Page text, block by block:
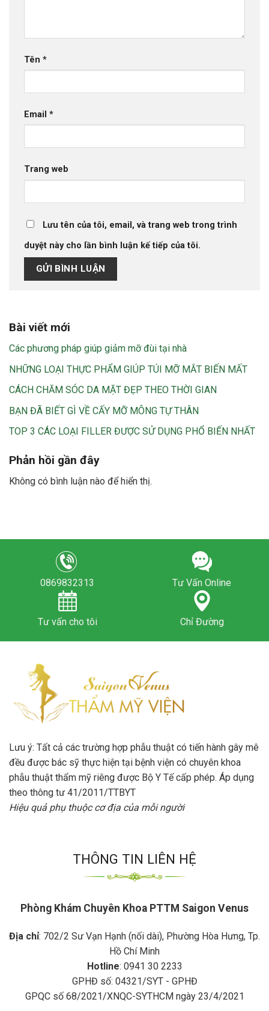
Tên *
Email *
Trang web
Lưu tên của tôi, email, và trang web trong trình
duyệt này cho lần bình luận kế tiếp của tôi.
Bài viết mới
Các phương pháp giúp giảm mỡ đùi tại nhà
NHỮNG LOẠI THỰC PHẨM GIÚP TÚI MỠ MẮT BIẾN MẤT
CÁCH CHĂM SÓC DA MẶT ĐẸP THEO THỜI GIAN
BẠN ĐÃ BIẾT GÌ VỀ CẤY MỠ MÔNG TỰ THÂN
TOP 3 CÁC LOẠI FILLER ĐƯỢC SỬ DỤNG PHỔ BIẾN NHẤT
Phản hồi gần đây
Không có bình luận nào để hiển thị.
0869832313 Tư Vấn Online
Tư vấn cho tôi Chỉ Đường
Lưu ý: Tất cả các trường hợp phẫu thuật có tiến hành gây mê
đều được bác sỹ thực hiện tại bệnh viện có chuyên khoa
phẫu thuật thẩm mỹ riêng được Bộ Y Tế cấp phép. Áp dụng
theo thông tư 41/2011/TTBYT
Hiệu quả phụ thuộc cơ địa của mỗi người
THÔNG TIN LIÊN HỆ
Phòng Khám Chuyên Khoa PTTM Saigon Venus
Địa chỉ: 702/2 Sư Vạn Hạnh (nối dài), Phường Hòa Hưng, Tp.
Hồ Chí Minh
Hotline: 0941 30 2233
GPHĐ số: 04321/SYT - GPHĐ
GPQC số 68/2021/XNQC-SYTHCM ngày 23/4/2021